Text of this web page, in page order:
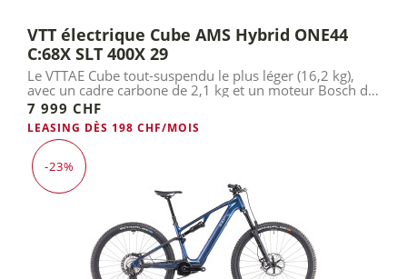
VTT électrique Cube AMS Hybrid ONE44
C:68X SLT 400X 29
Le VTTAE Cube tout-suspendu le plus léger (16,2 kg),
avec un cadre carbone de 2,1 kg et un moteur Bosch de
2 kg.
7 999 CHF
LEASING DÈS 198 CHF/MOIS
-23%